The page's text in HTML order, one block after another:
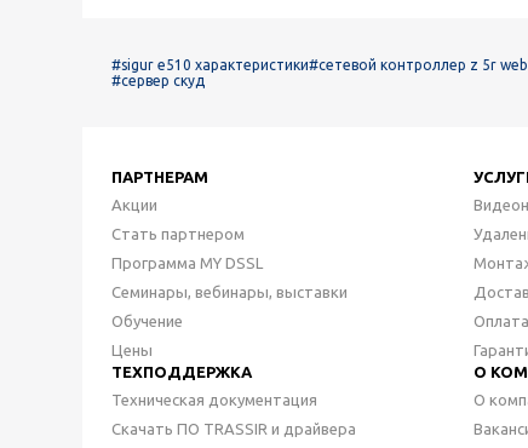
#sigur e510 характеристики#сетевой контроллер z 5r web
#сервер скуд
ПАРТНЕРАМ
Акции
Стать партнером
Программа MY DSSL
Семинары, вебинары, выставки
Обучение
Цены
Оплата
ТЕХПОДДЕРЖКА
Техническая документация
Скачать ПО TRASSIR и драйвера
О
О